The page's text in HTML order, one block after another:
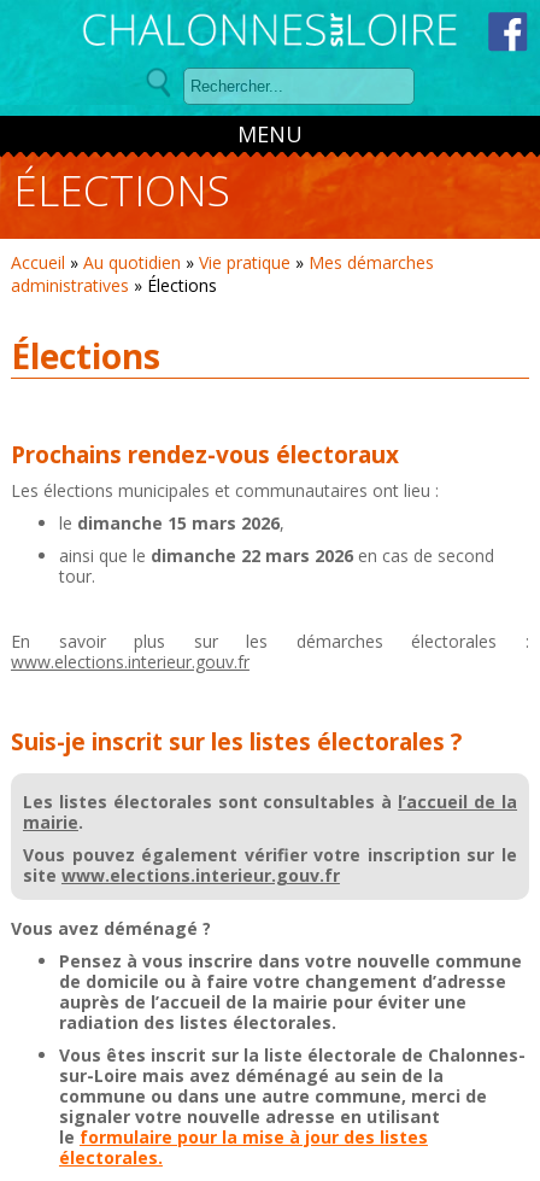
Panneau de gestion des cookies
MENU
ÉLECTIONS
Accueil » Au quotidien » Vie pratique » Mes démarches
administratives » Élections
Élections
Prochains rendez-vous électoraux
Les élections municipales et communautaires ont lieu :
le dimanche 15 mars 2026,
ainsi que le dimanche 22 mars 2026en cas de second
tour.
En savoir plus sur les démarches électorales :
www.elections.interieur.gouv.fr
Suis-je inscrit sur les listes électorales ?
Les listes électorales sont consultables à l’accueil de la
mairie.
Vous pouvez également vérifier votre inscription sur le
site www.elections.interieur.gouv.fr
Vous avez déménagé ?
Pensez à vous inscrire dans votre nouvelle commune
de domicile ou à faire votre changement d’adresse
auprès de l’accueil de la mairie pour éviter une
radiation des listes électorales.
Vous êtes inscrit sur la liste électorale de Chalonnes-
sur-Loire mais avez déménagé au sein de la
commune ou dans une autre commune, merci de
signaler votre nouvelle adresse en utilisant
le formulaire pour la mise à jour des listes
électorales.